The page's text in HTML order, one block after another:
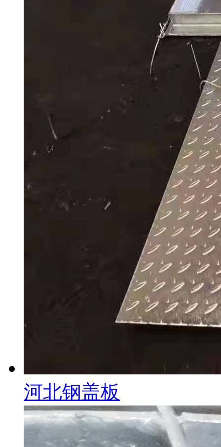
河北钢盖板